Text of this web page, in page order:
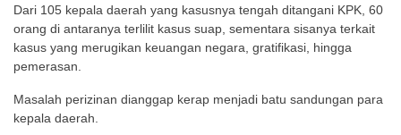
Dari 105 kepala daerah yang kasusnya tengah ditangani KPK, 60
orang di antaranya terlilit kasus suap, sementara sisanya terkait
kasus yang merugikan keuangan negara, gratifikasi, hingga
pemerasan.
Masalah perizinan dianggap kerap menjadi batu sandungan para
kepala daerah.